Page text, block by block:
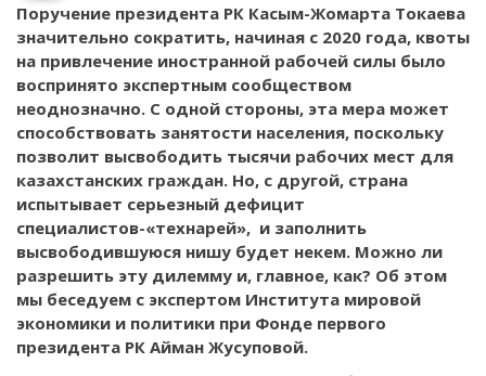
Поручение президента РК Касым-Жомарта Токаева
значительно сократить, начиная с 2020 года, квоты
на привлечение иностранной рабочей силы было
воспринято экспертным сообществом
неоднозначно. С одной стороны, эта мера может
способствовать занятости населения, поскольку
позволит высвободить тысячи рабочих мест для
казахстанских граждан. Но, с другой, страна
испытывает серьезный дефицит
специалистов-«технарей», и заполнить
высвободившуюся нишу будет некем. Можно ли
разрешить эту дилемму и, главное, как? Об этом
мы беседуем с экспертом Института мировой
экономики и политики при Фонде первого
президента РК Айман Жусуповой.